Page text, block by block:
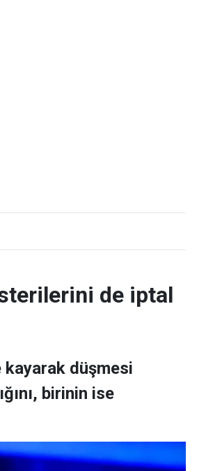
de iptal
kayarak düşmesi
birinin ise